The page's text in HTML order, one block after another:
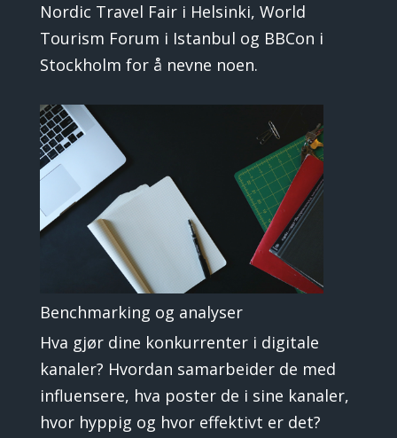
Nordic Travel Fair i Helsinki, World
Tourism Forum i Istanbul og BBCon i
Stockholm for å nevne noen.
Benchmarking og analyser
Hva gjør dine konkurrenter i digitale
kanaler? Hvordan samarbeider de med
influensere, hva poster de i sine kanaler,
hvor hyppig og hvor effektivt er det?